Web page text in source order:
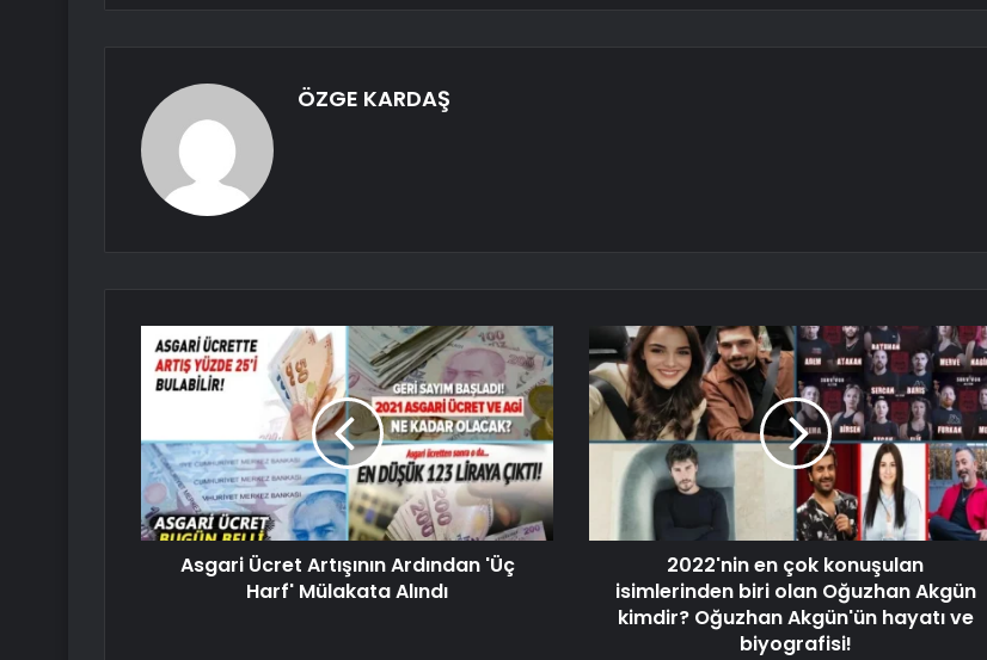
ÖZGE KARDAŞ
Asgari Ücret Artışının Ardından 'Üç
Harf' Mülakata Alındı
2022'nin en çok konuşulan
isimlerinden biri olan Oğuzhan Akgün
kimdir? Oğuzhan Akgün'ün hayatı ve
biyografisi!